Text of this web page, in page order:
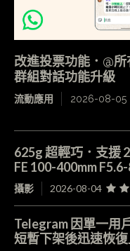
改進投票功能．@
群組對話功能升級
流動應用 2026-08-05
625g 超輕巧．支援
FE 100-400mm
攝影 2026-08-04
Telegram 因單一用
短暫下架後迅速恢